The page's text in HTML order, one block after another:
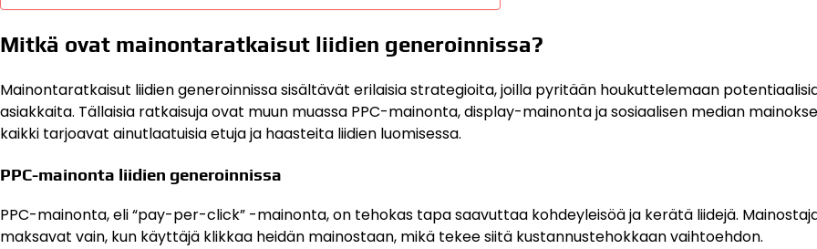
Mitkä ovat mainontaratkaisut liidien generoinnissa?
Mainontaratkaisut liidien generoinnissa sisältävät erilaisia strategioita, joilla pyritään houkuttelemaan
asiakkaita. Tällaisia ratkaisuja ovat muun muassa PPC-mainonta, display-mainonta ja sosiaalisen median
kaikki tarjoavat ainutlaatuisia etuja ja haasteita liidien luomisessa.
PPC-mainonta liidien generoinnissa
PPC-mainonta, eli “pay-per-click” -mainonta, on tehokas tapa saavuttaa kohdeyleisöä ja kerätä liidejä.
maksavat vain, kun käyttäjä klikkaa heidän mainostaan, mikä tekee siitä kustannustehokkaan vaihtoehdon.